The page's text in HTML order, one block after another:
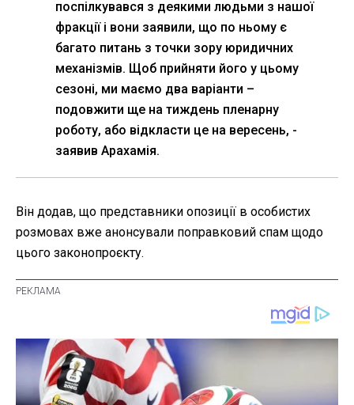
поспілкувався з деякими людьми з нашої
фракції і вони заявили, що по ньому є
багато питань з точки зору юридичних
механізмів. Щоб прийняти його у цьому
сезоні, ми маємо два варіанти –
подовжити ще на тиждень пленарну
роботу, або відкласти це на вересень, -
заявив Арахамія.
Він додав, що представники опозиції в особистих
розмовах вже анонсували поправковий спам щодо
цього законопроєкту.